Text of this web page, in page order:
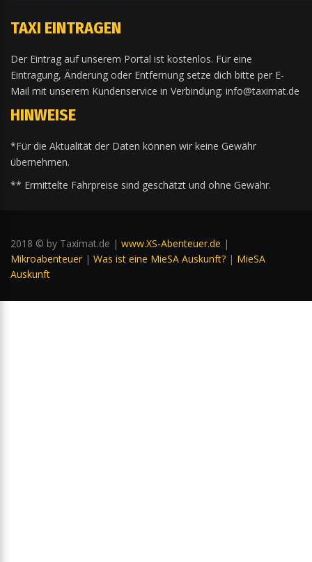
TAXI EINTRAGEN
Der Eintrag auf unserem Portal ist kostenlos. Für eine
Eintragung, Änderung oder Entfernung setze dich bitte per E-
Mail mit unserem Kundenservice in Verbindung: info@taximat.de
HINWEISE
*Für die Aktualität der Daten können wir keine Gewähr
übernehmen.
** Ermittelte Fahrpreise sind geschätzt und ohne Gewähr.
2018 © by Taximat.de | www.XS-Abenteuer.de |
Mikroabenteuer | Was ist eine MieSA Auskunft? | MieSA
Auskunft